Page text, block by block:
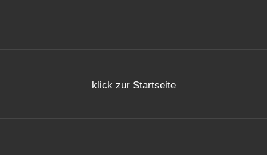
klick zur Startseite